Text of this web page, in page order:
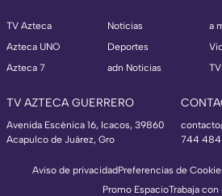
TV Azteca
Azteca UNO
Azteca 7
Noticias
Deportes
adn Noticias
a
TV AZTECA GUERRERO
Avenida Escénica 16, Icacos, 39860
Acapulco de Juárez, Gro
744 484
Aviso de privacidadPreferencias de
Promo EspacioTrabaja con